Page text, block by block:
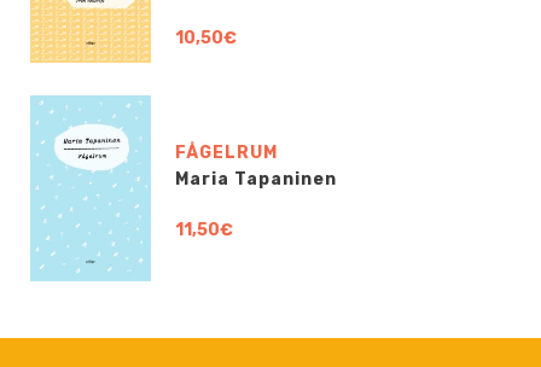
10,50€
FÅGELRUM
Maria Tapaninen
11,50€